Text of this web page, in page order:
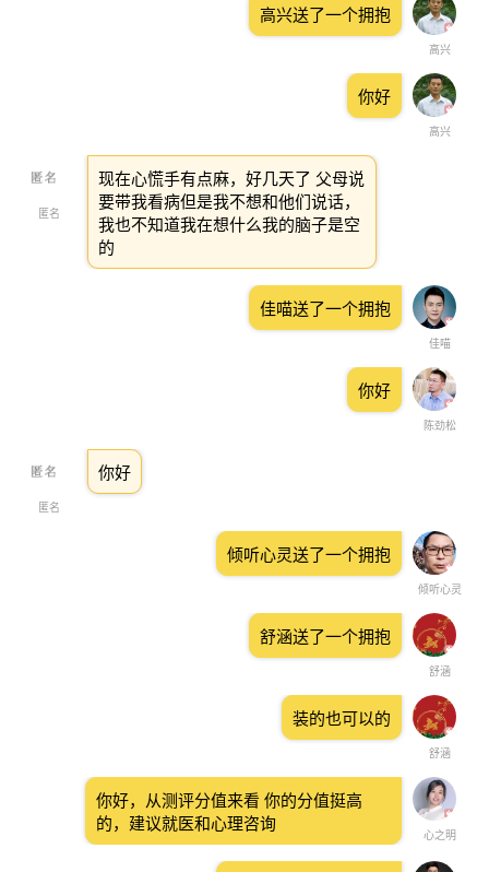
高兴
高兴送了一个拥抱
高兴
你好
匿名
现在心慌手有点麻，好几天了 父母说
要带我看病但是我不想和他们说话，
我也不知道我在想什么我的脑子是空
的
佳喵
佳喵送了一个拥抱
陈劲松
你好
匿名
你好
倾听心灵
倾听心灵送了一个拥抱
舒涵
舒涵送了一个拥抱
舒涵
装的也可以的
心之明
你好，从测评分值来看 你的分值挺高
的，建议就医和心理咨询